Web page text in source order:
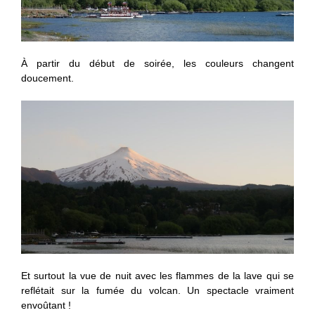
À partir du début de soirée, les couleurs changent
doucement.
Et surtout la vue de nuit avec les flammes de la lave qui se
reflétait sur la fumée du volcan. Un spectacle vraiment
envoûtant !